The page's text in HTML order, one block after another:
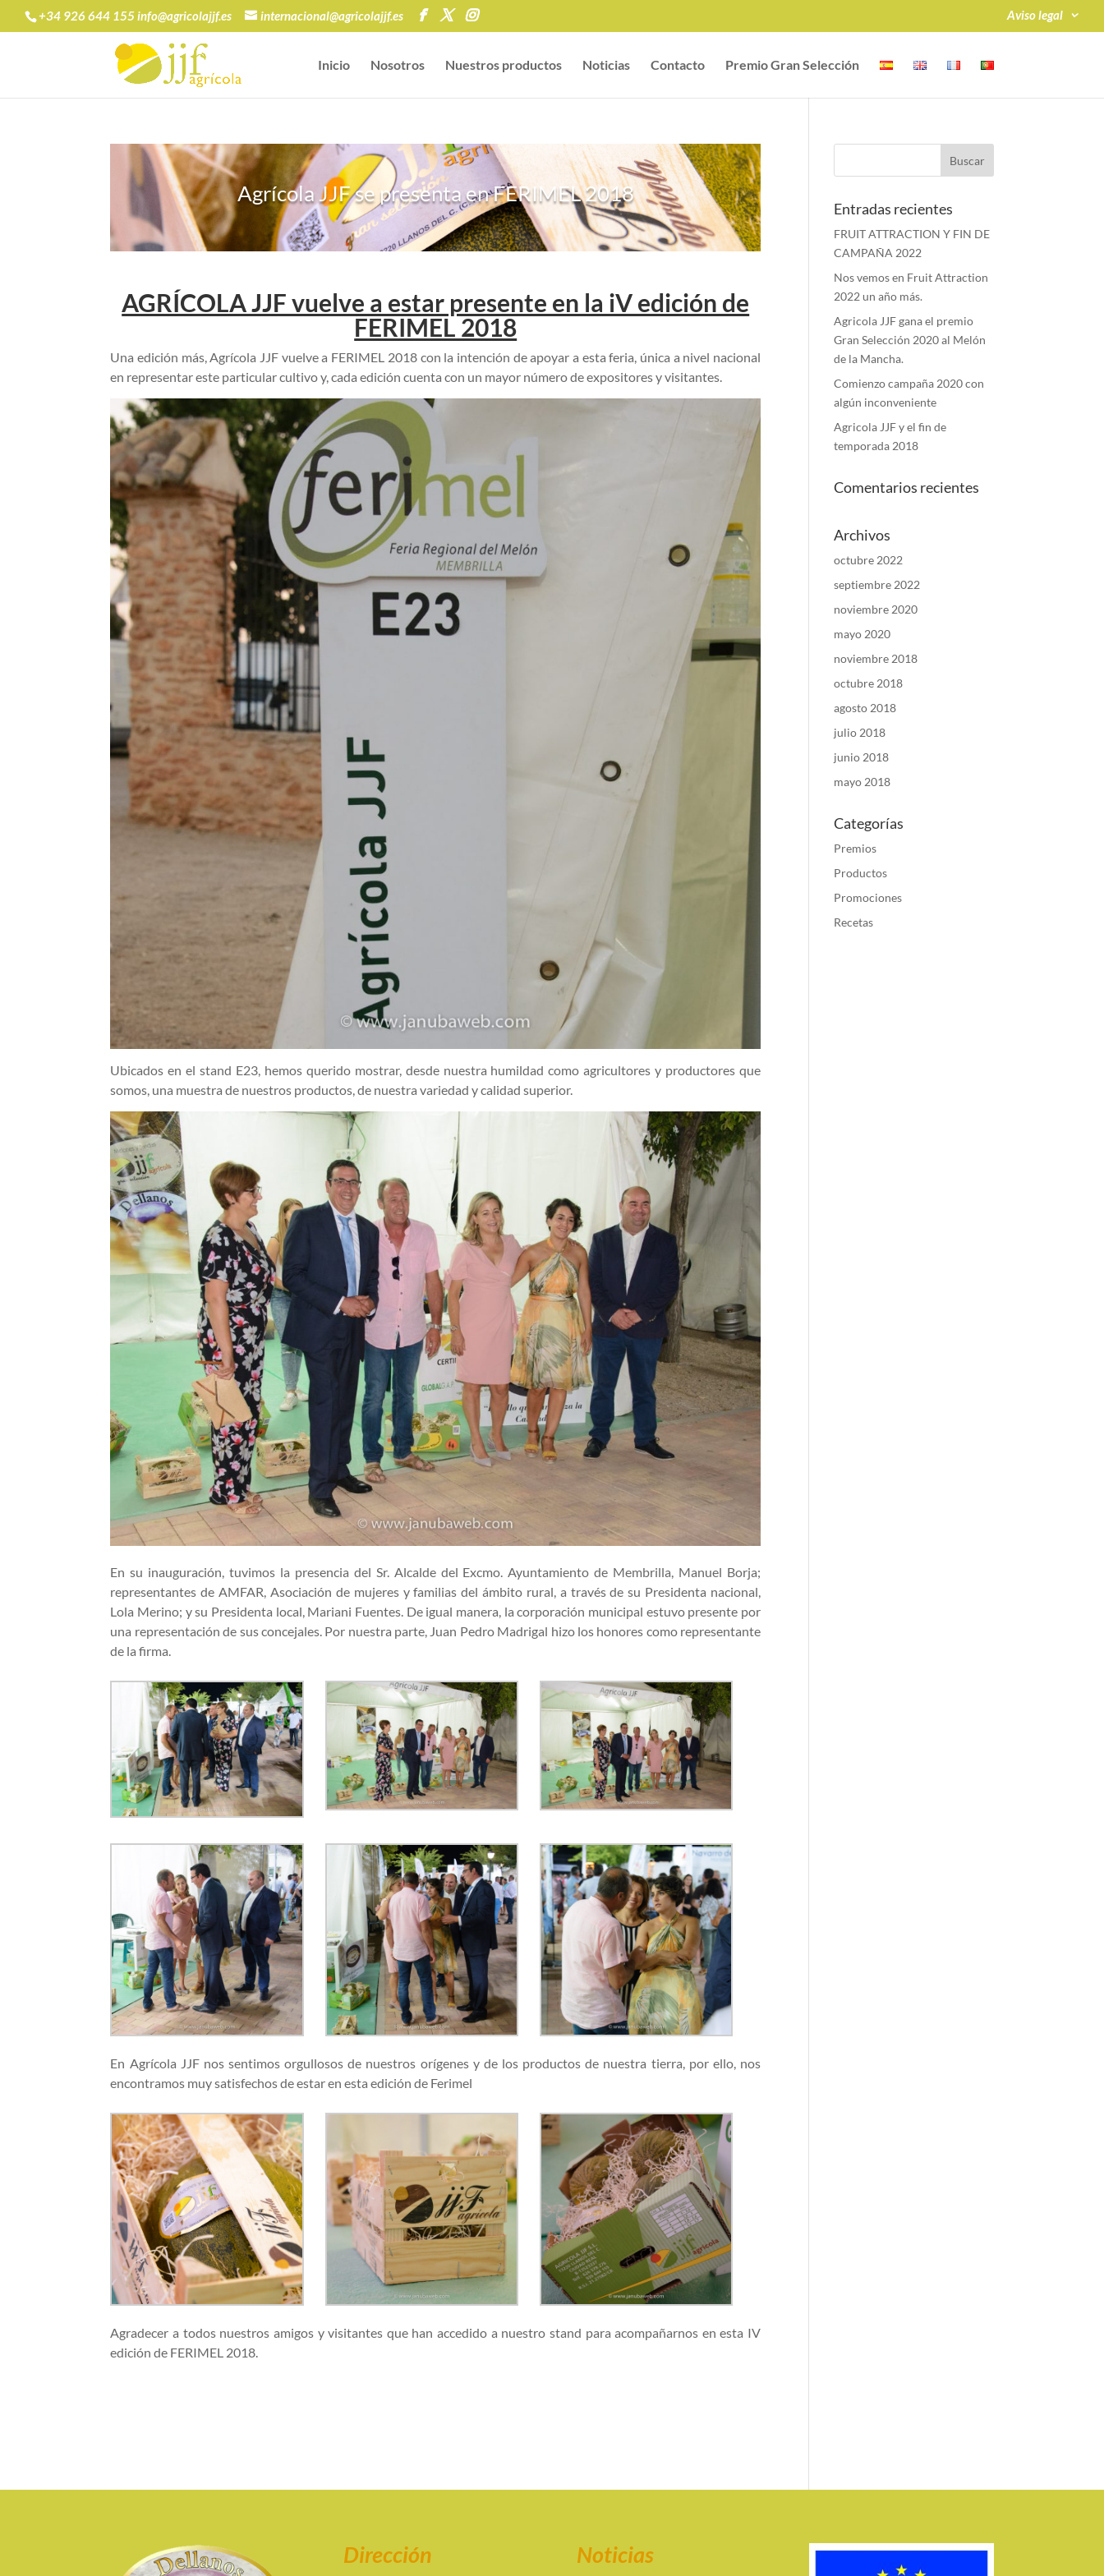
+34 926 644 155 info@agricolajjf.es internacional@agricolajjf.es Aviso legal
Inicio Nosotros Nuestros productos Noticias Contacto Premio Gran Selección
Agrícola JJF se presenta en FERIMEL 2018
AGRÍCOLA JJF vuelve a estar presente en la iV edición de
FERIMEL 2018
Una edición más, Agrícola JJF vuelve a FERIMEL 2018 con la intención de apoyar a esta feria, única a nivel nacional
en representar este particular cultivo y, cada edición cuenta con un mayor número de expositores y visitantes.
Ubicados en el stand E23, hemos querido mostrar, desde nuestra humildad como agricultores y productores que
somos, una muestra de nuestros productos, de nuestra variedad y calidad superior.
En su inauguración, tuvimos la presencia del Sr. Alcalde del Excmo. Ayuntamiento de Membrilla, Manuel Borja;
representantes de AMFAR, Asociación de mujeres y familias del ámbito rural, a través de su Presidenta nacional,
Lola Merino; y su Presidenta local, Mariani Fuentes. De igual manera, la corporación municipal estuvo presente por
una representación de sus concejales. Por nuestra parte, Juan Pedro Madrigal hizo los honores como representante
de la firma.
En Agrícola JJF nos sentimos orgullosos de nuestros orígenes y de los productos de nuestra tierra, por ello, nos
encontramos muy satisfechos de estar en esta edición de Ferimel
Agradecer a todos nuestros amigos y visitantes que han accedido a nuestro stand para acompañarnos en esta IV
edición de FERIMEL 2018.
Entradas recientes
FRUIT ATTRACTION Y FIN DE
CAMPAÑA 2022
Nos vemos en Fruit Attraction
2022 un año más.
Agricola JJF gana el premio
Gran Selección 2020 al Melón
de la Mancha.
Comienzo campaña 2020 con
algún inconveniente
Agricola JJF y el fin de
temporada 2018
Comentarios recientes
Archivos
octubre 2022
septiembre 2022
noviembre 2020
mayo 2020
noviembre 2018
octubre 2018
agosto 2018
julio 2018
junio 2018
mayo 2018
Categorías
Premios
Productos
Promociones
Recetas
Dirección Noticias